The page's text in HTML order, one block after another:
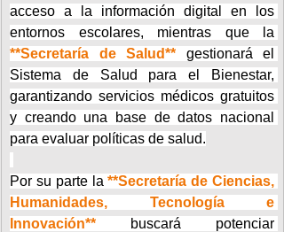
acceso a la información digital en los
**Secretaría de Salud** gestionará el
Sistema de Salud para el Bienestar,
garantizando servicios médicos gratuitos
y creando una base de datos nacional
para evaluar políticas de salud.
Por su parte la **Secretaría de Ciencias,
Humanidades, Tecnología e
Innovación** buscará potenciar